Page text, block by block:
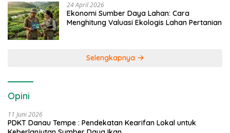
24 April 2026
Ekonomi Sumber Daya Lahan: Cara
Menghitung Valuasi Ekologis Lahan Pertanian
Selengkapnya
Opini
11 Juni 2026
PDKT Danau Tempe : Pendekatan Kearifan Lokal untuk